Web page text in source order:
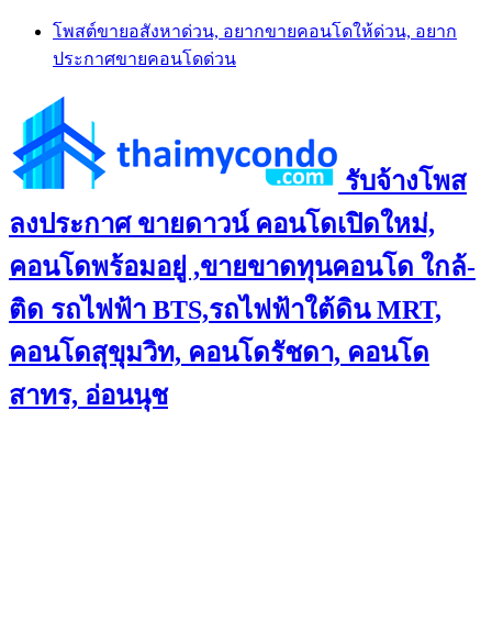
Skip
content
โพสต์ขายอสังหาด่วน, อยากขายคอนโดให้ด่วน, อยาก
ประกาศขายคอนโดด่วน
รับจ้างโพส
ลงประกาศ ขายดาวน์ คอนโดเปิดใหม่,
คอนโดพร้อมอยู่ ,ขายขาดทุนคอนโด ใกล้-
ติด รถไฟฟ้า BTS,รถไฟฟ้าใต้ดิน MRT,
คอนโดสุขุมวิท, คอนโดรัชดา, คอนโด
สาทร, อ่อนนุช